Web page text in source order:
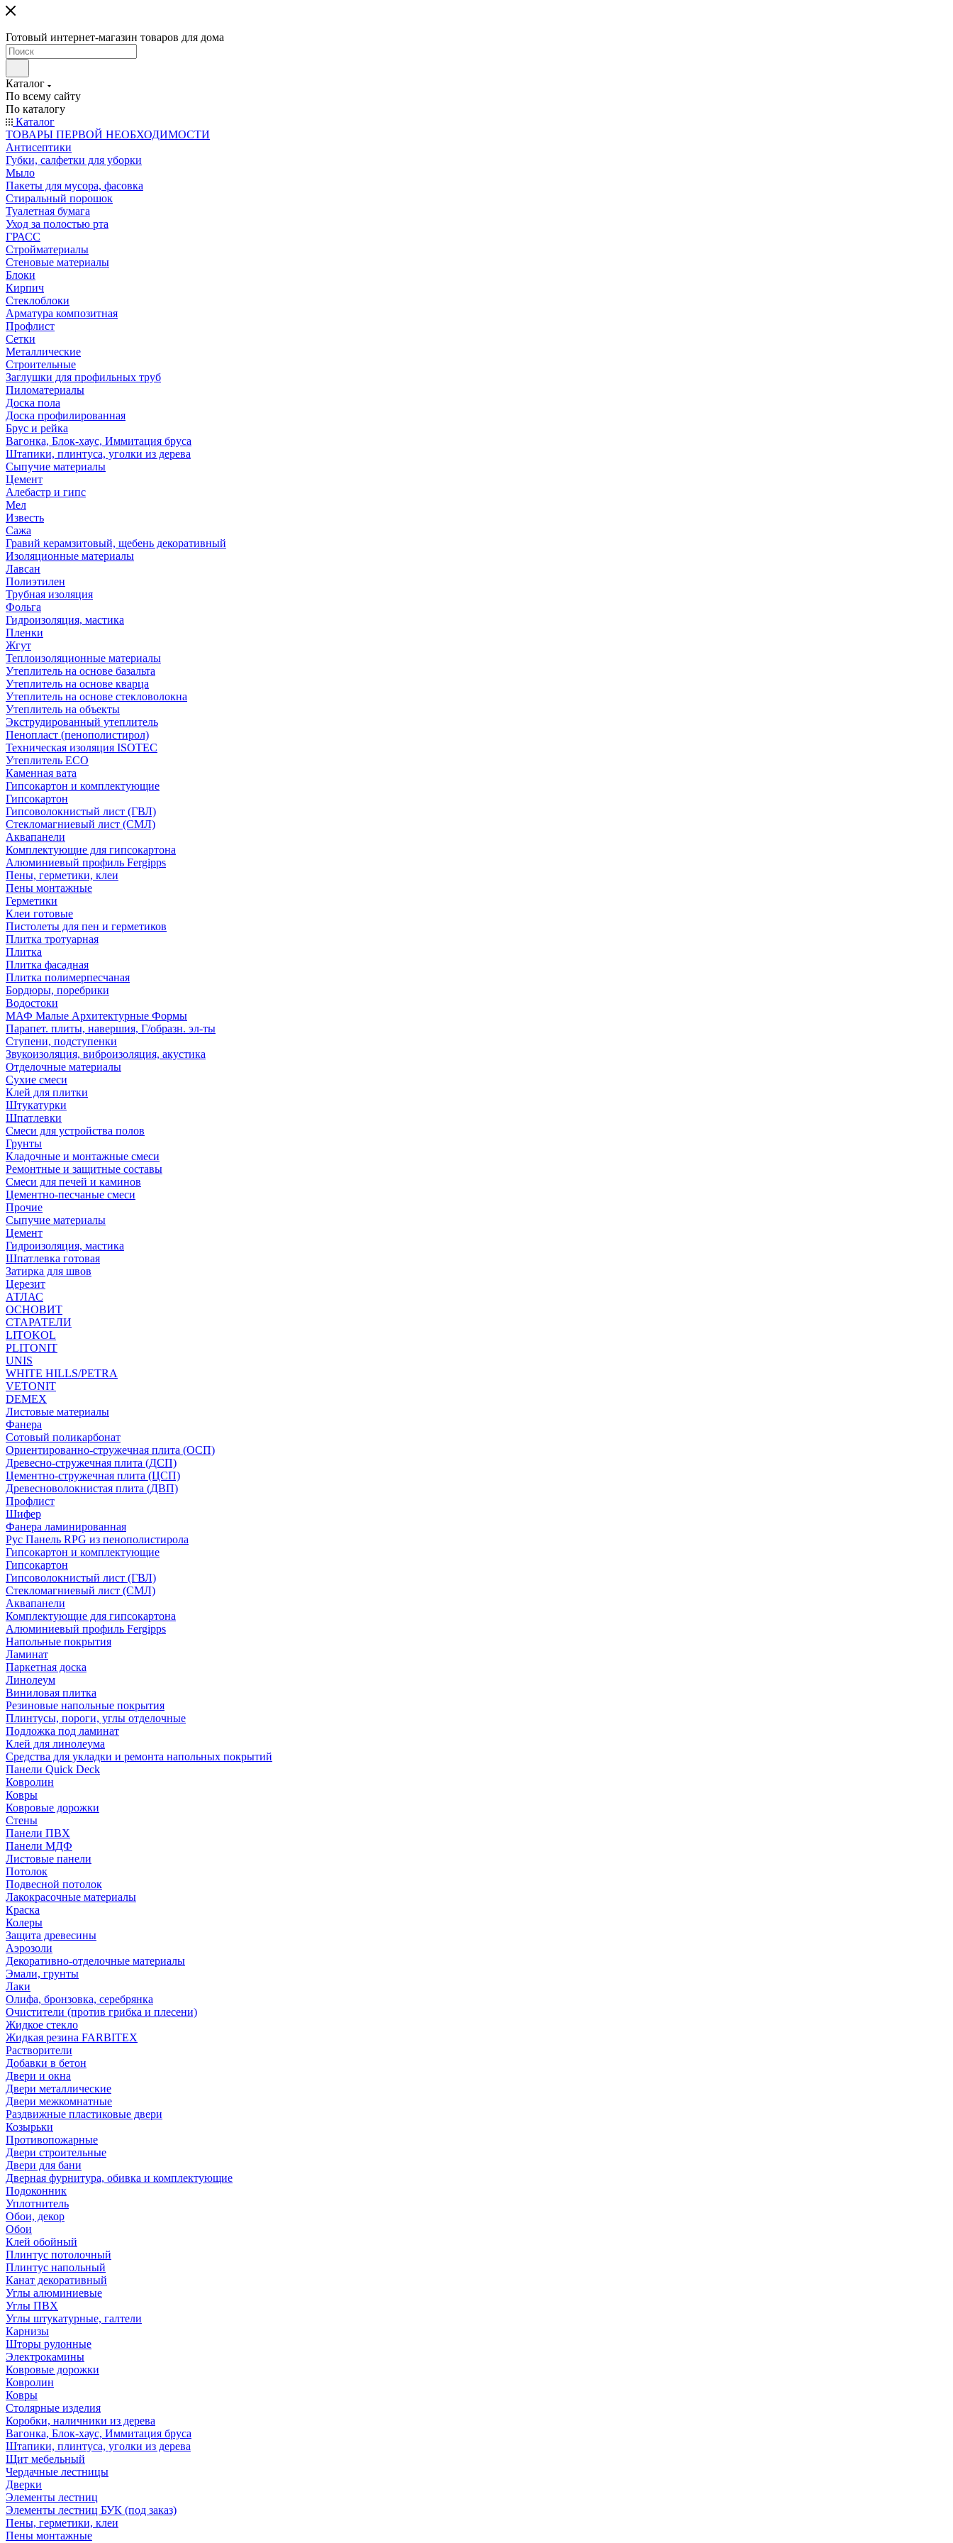
Готовый интернет-магазин товаров для дома
Каталог
По всему сайту
По каталогу
Каталог
ТОВАРЫ ПЕРВОЙ НЕОБХОДИМОСТИ
Антисептики
Губки, салфетки для уборки
Мыло
Пакеты для мусора, фасовка
Стиральный порошок
Туалетная бумага
Уход за полостью рта
ГРАСС
Стройматериалы
Стеновые материалы
Блоки
Кирпич
Стеклоблоки
Арматура композитная
Профлист
Сетки
Металлические
Строительные
Заглушки для профильных труб
Пиломатериалы
Доска пола
Доска профилированная
Брус и рейка
Вагонка, Блок-хаус, Иммитация бруса
Штапики, плинтуса, уголки из дерева
Сыпучие материалы
Цемент
Алебастр и гипс
Мел
Известь
Сажа
Гравий керамзитовый, щебень декоративный
Изоляционные материалы
Лавсан
Полиэтилен
Трубная изоляция
Фольга
Гидроизоляция, мастика
Пленки
Жгут
Теплоизоляционные материалы
Утеплитель на основе базальта
Утеплитель на основе кварца
Утеплитель на основе стекловолокна
Утеплитель на объекты
Экструдированный утеплитель
Пенопласт (пенополистирол)
Техническая изоляция ISOTEC
Утеплитель ECO
Каменная вата
Гипсокартон и комплектующие
Гипсокартон
Гипсоволокнистый лист (ГВЛ)
Стекломагниевый лист (СМЛ)
Аквапанели
Комплектующие для гипсокартона
Алюминиевый профиль Fergipps
Пены, герметики, клеи
Пены монтажные
Герметики
Клеи готовые
Пистолеты для пен и герметиков
Плитка тротуарная
Плитка
Плитка фасадная
Плитка полимерпесчаная
Бордюры, поребрики
Водостоки
МАФ Малые Архитектурные Формы
Парапет. плиты, навершия, Г/образн. эл-ты
Ступени, подступенки
Звукоизоляция, виброизоляция, акустика
Отделочные материалы
Сухие смеси
Клей для плитки
Штукатурки
Шпатлевки
Смеси для устройства полов
Грунты
Кладочные и монтажные смеси
Ремонтные и защитные составы
Смеси для печей и каминов
Цементно-песчаные смеси
Прочие
Сыпучие материалы
Цемент
Гидроизоляция, мастика
Шпатлевка готовая
Затирка для швов
Церезит
АТЛАС
ОСНОВИТ
СТАРАТЕЛИ
LITOKOL
PLITONIT
UNIS
WHITE HILLS/PETRA
VETONIT
DEMEX
Листовые материалы
Фанера
Сотовый поликарбонат
Ориентированно-стружечная плита (ОСП)
Древесно-стружечная плита (ДСП)
Цементно-стружечная плита (ЦСП)
Древесноволокнистая плита (ДВП)
Профлист
Шифер
Фанера ламинированная
Рус Панель RPG из пенополистирола
Гипсокартон и комплектующие
Гипсокартон
Гипсоволокнистый лист (ГВЛ)
Стекломагниевый лист (СМЛ)
Аквапанели
Комплектующие для гипсокартона
Алюминиевый профиль Fergipps
Напольные покрытия
Ламинат
Паркетная доска
Линолеум
Виниловая плитка
Резиновые напольные покрытия
Плинтусы, пороги, углы отделочные
Подложка под ламинат
Клей для линолеума
Средства для укладки и ремонта напольных покрытий
Панели Quick Deck
Ковролин
Ковры
Ковровые дорожки
Стены
Панели ПВХ
Панели МДФ
Листовые панели
Потолок
Подвесной потолок
Лакокрасочные материалы
Краска
Колеры
Защита древесины
Аэрозоли
Декоративно-отделочные материалы
Эмали, грунты
Лаки
Олифа, бронзовка, серебрянка
Очистители (против грибка и плесени)
Жидкое стекло
Жидкая резина FARBITEX
Растворители
Добавки в бетон
Двери и окна
Двери металлические
Двери межкомнатные
Раздвижные пластиковые двери
Козырьки
Противопожарные
Двери строительные
Двери для бани
Дверная фурнитура, обивка и комплектующие
Подоконник
Уплотнитель
Обои, декор
Обои
Клей обойный
Плинтус потолочный
Плинтус напольный
Канат декоративный
Углы алюминиевые
Углы ПВХ
Углы штукатурные, галтели
Карнизы
Шторы рулонные
Электрокамины
Ковровые дорожки
Ковролин
Ковры
Столярные изделия
Коробки, наличники из дерева
Вагонка, Блок-хаус, Иммитация бруса
Штапики, плинтуса, уголки из дерева
Щит мебельный
Чердачные лестницы
Дверки
Элементы лестниц
Элементы лестниц БУК (под заказ)
Пены, герметики, клеи
Пены монтажные